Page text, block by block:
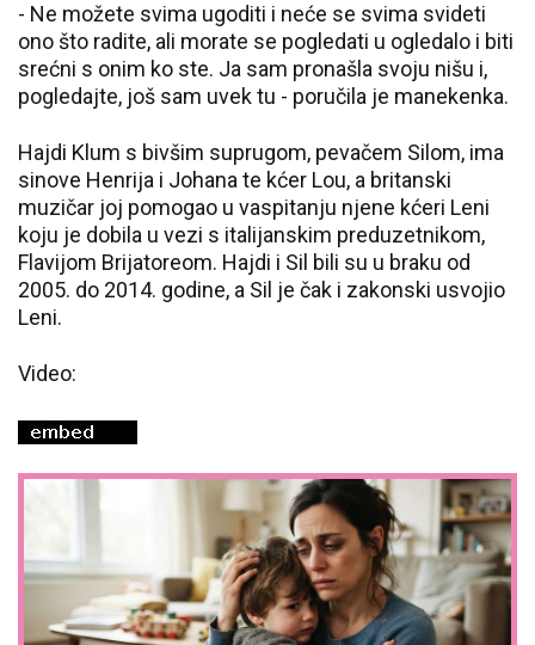
- Ne možete svima ugoditi i neće se svima svideti
ono što radite, ali morate se pogledati u ogledalo i biti
srećni s onim ko ste. Ja sam pronašla svoju nišu i,
pogledajte, još sam uvek tu - poručila je manekenka.
Hajdi Klum s bivšim suprugom, pevačem Silom, ima
sinove Henrija i Johana te kćer Lou, a britanski
muzičar joj pomogao u vaspitanju njene kćeri Leni
koju je dobila u vezi s italijanskim preduzetnikom,
Flavijom Brijatoreom. Hajdi i Sil bili su u braku od
2005. do 2014. godine, a Sil je čak i zakonski usvojio
Leni.
Video: